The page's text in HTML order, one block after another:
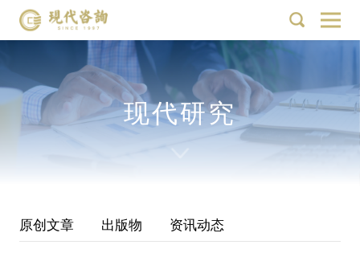
现代研究
原创文章 出版物 资讯动态